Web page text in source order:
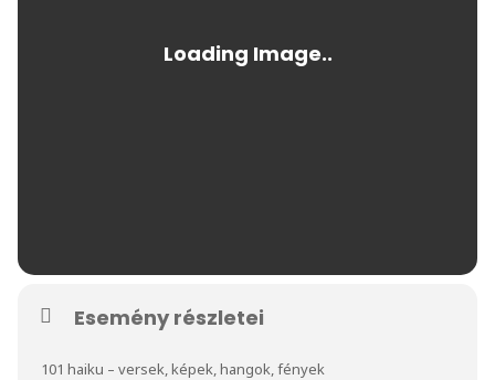
Esemény részletei
101 haiku – versek, képek, hangok, fények